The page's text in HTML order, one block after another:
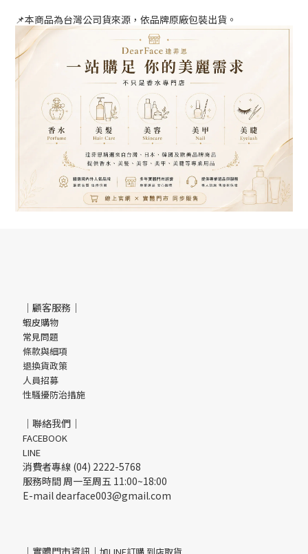
📌本商品為台灣公司貨來源，依品牌原廠包裝出貨。
｜顧客服務｜
蝦皮購物
常見問題
條款與細項
退換貨政策
人員招募
性騷擾防治措施
｜聯絡我們｜
FACEBOOK
LINE
消費者專線 (04) 2222-5768
服務時間 周一至周五 11:00~18:00
E-mail dearface003@gmail.com
｜實體門市資訊｜ 加LINE訂購 到店取貨